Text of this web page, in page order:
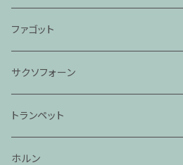
ファゴット
サクソフォーン
トランペット
ホルン